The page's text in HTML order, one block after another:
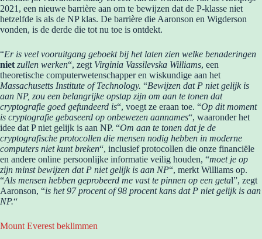
2021, een nieuwe barrière aan om te bewijzen dat de P-klasse niet
hetzelfde is als de NP klas. De barrière die Aaronson en Wigderson
vonden, is de derde die tot nu toe is ontdekt.
“Er is veel vooruitgang geboekt bij het laten zien welke benaderingen
niet zullen werken“, zegt Virginia Vassilevska Williams, een
theoretische computerwetenschapper en wiskundige aan het
Massachusetts Institute of Technology. “Bewijzen dat P niet gelijk is
aan NP, zou een belangrijke opstap zijn om aan te tonen dat
cryptografie goed gefundeerd is“, voegt ze eraan toe. “Op dit moment
is cryptografie gebaseerd op onbewezen aannames“, waaronder het
idee dat P niet gelijk is aan NP. “Om aan te tonen dat je de
cryptografische protocollen die mensen nodig hebben in moderne
computers niet kunt breken“, inclusief protocollen die onze financiële
en andere online persoonlijke informatie veilig houden, “moet je op
zijn minst bewijzen dat P niet gelijk is aan NP“, merkt Williams op.
“Als mensen hebben geprobeerd me vast te pinnen op een getal”, zegt
Aaronson, “is het 97 procent of 98 procent kans dat P niet gelijk is aan
NP.“
Mount Everest beklimmen